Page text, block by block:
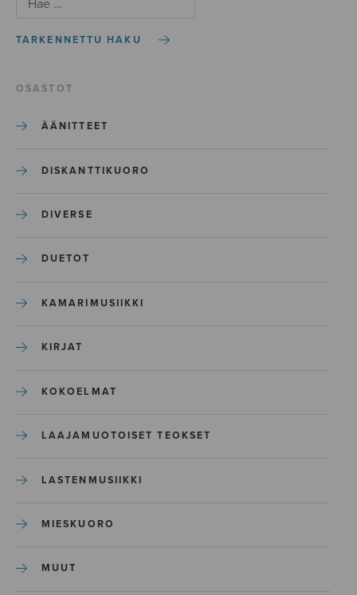
TARKENNETTU HAKU
OSASTOT
ÄÄNITTEET
DISKANTTIKUORO
DIVERSE
DUETOT
KAMARIMUSIIKKI
KIRJAT
KOKOELMAT
LAAJAMUOTOISET TEOKSET
LASTENMUSIIKKI
MIESKUORO
MUUT